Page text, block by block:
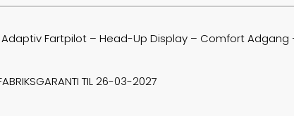
Fartpilot – Head-Up Display – Comfort
TIL 26-03-2027